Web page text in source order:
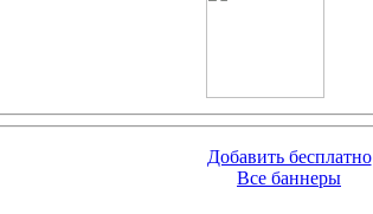
Добавить бесплатно
Все баннеры